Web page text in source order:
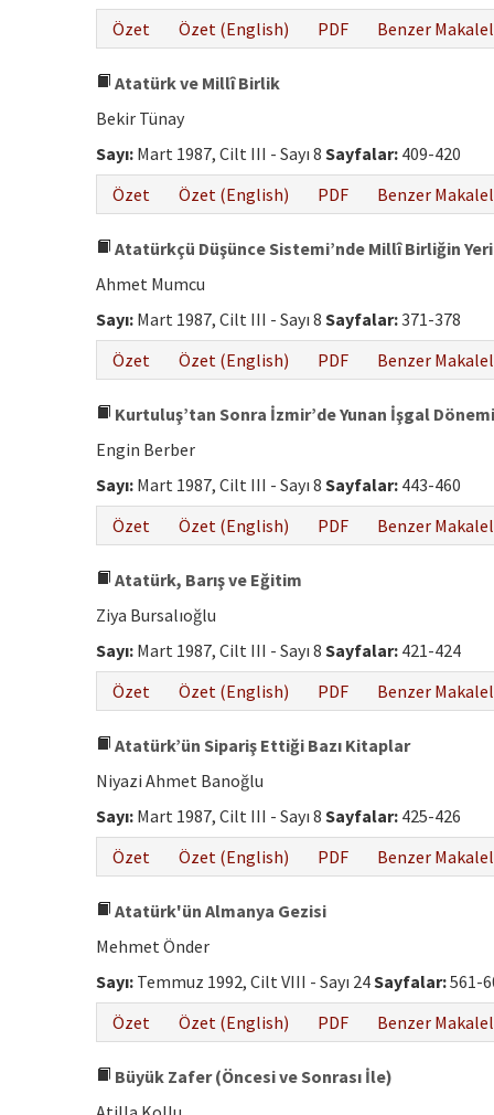
Özet
Özet (English) PDF Benzer
Atatürk ve Millî Birlik
Bekir Tünay
Sayı: Mart 1987, Cilt III - Sayı 8 Sayfalar: 409-420
Özet
Özet (English) PDF Benzer
Atatürkçü Düşünce Sistemi’nde Millî Birliğin Yeri
Ahmet Mumcu
Sayı: Mart 1987, Cilt III - Sayı 8 Sayfalar:371-378
Özet
Özet (English) PDF Benzer
Kurtuluş’tan Sonra İzmir’de Yunan İşgal
Engin Berber
Sayı: Mart 1987, Cilt III - Sayı 8 Sayfalar: 443-460
Özet
Özet (English) PDF Benzer
Atatürk, Barış ve Eğitim
Ziya Bursalıoğlu
Sayı: Mart 1987, Cilt III - Sayı 8 Sayfalar: 421-424
Özet
Özet (English) PDF Benzer
Atatürk’ün Sipariş Ettiği Bazı Kitaplar
Niyazi Ahmet Banoğlu
Sayı: Mart 1987, Cilt III - Sayı 8 Sayfalar: 425-426
Özet
Özet (English) PDF Benzer
Atatürk'ün Almanya Gezisi
Mehmet Önder
Sayı: Temmuz 1992, Cilt VIII - Sayı 24Sayfalar:561-
Özet
Özet (English) PDF Benzer
Büyük Zafer (Öncesi ve Sonrası İle)